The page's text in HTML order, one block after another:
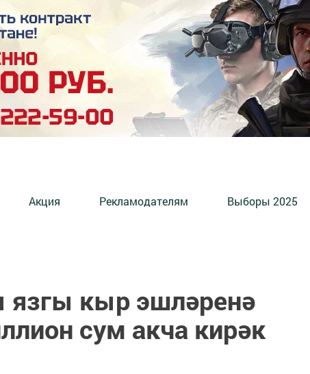
Акция Рекламодателям Выборы 2025
язгы кыр эшләренә
сум акча кирәк